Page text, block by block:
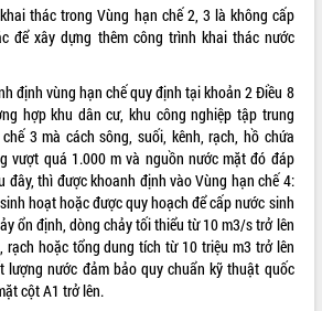
thác trong Vùng hạn chế 2, 3 là không cấp
để xây dựng thêm công trình khai thác nước
định vùng hạn chế quy định tại khoản 2 Điều 8
hợp khu dân cư, khu công nghiệp tập trung
3 mà cách sông, suối, kênh, rạch, hồ chứa
vượt quá 1.000 m và nguồn nước mặt đó đáp
đây, thì được khoanh định vào Vùng hạn chế 4:
hoạt hoặc được quy hoạch để cấp nước sinh
ổn định, dòng chảy tối thiểu từ 10 m3/s trở lên
rạch hoặc tổng dung tích từ 10 triệu m3 trở lên
lượng nước đảm bảo quy chuẩn kỹ thuật quốc
cột A1 trở lên.